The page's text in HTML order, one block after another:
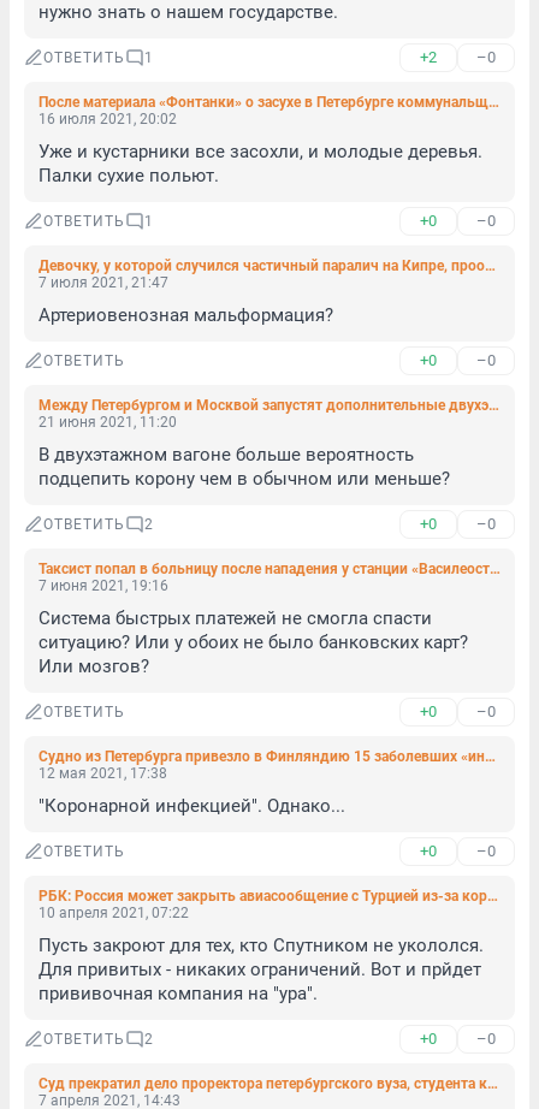
нужно знать о нашем государстве.
ОТВЕТИТЬ 1 +2 –0
После материала «Фонтанки» о засухе в Петербурге коммунальщики выйдут на полив газонов
16 июля 2021, 20:02
Уже и кустарники все засохли, и молодые деревья.
Палки сухие польют.
ОТВЕТИТЬ 1 +0 –0
Девочку, у которой случился частичный паралич на Кипре, прооперировали в Педиатрическом университете
7 июля 2021, 21:47
Артериовенозная мальформация?
ОТВЕТИТЬ +0 –0
Между Петербургом и Москвой запустят дополнительные двухэтажные поезда
21 июня 2021, 11:20
В двухэтажном вагоне больше вероятность
подцепить корону чем в обычном или меньше?
ОТВЕТИТЬ 2 +0 –0
Таксист попал в больницу после нападения у станции «Василеостровская» в Петербурге. Дело оказалось в 20 рублях
7 июня 2021, 19:16
Система быстрых платежей не смогла спасти
ситуацию? Или у обоих не было банковских карт?
Или мозгов?
ОТВЕТИТЬ +0 –0
Судно из Петербурга привезло в Финляндию 15 заболевших «индийским коронавирусом». Это больше половины случаев нового штамма в стране
12 мая 2021, 17:38
"Коронарной инфекцией". Однако...
ОТВЕТИТЬ +0 –0
РБК: Россия может закрыть авиасообщение с Турцией из-за коронавируса
10 апреля 2021, 07:22
Пусть закроют для тех, кто Спутником не укололся.
Для привитых - никаких ограничений. Вот и прйдет
прививочная компания на "ура".
ОТВЕТИТЬ 2 +0 –0
Суд прекратил дело проректора петербургского вуза, студента которого убило наледью
7 апреля 2021, 14:43